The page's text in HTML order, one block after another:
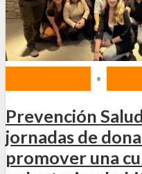
•
Prevención
jornadas de
promover una